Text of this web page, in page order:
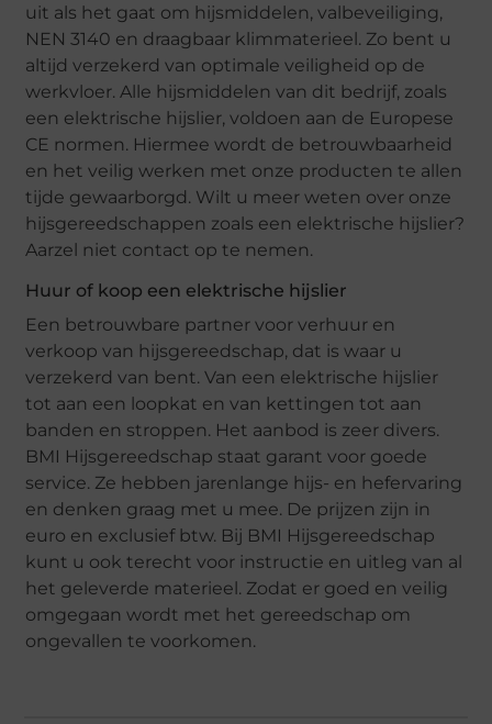
uit als het gaat om hijsmiddelen, valbeveiliging,
NEN 3140 en draagbaar klimmaterieel. Zo bent u
altijd verzekerd van optimale veiligheid op de
werkvloer. Alle hijsmiddelen van dit bedrijf, zoals
een elektrische hijslier, voldoen aan de Europese
CE normen. Hiermee wordt de betrouwbaarheid
en het veilig werken met onze producten te allen
tijde gewaarborgd. Wilt u meer weten over onze
hijsgereedschappen zoals een elektrische hijslier?
Aarzel niet contact op te nemen.
Huur of koop een elektrische hijslier
Een betrouwbare partner voor verhuur en
verkoop van hijsgereedschap, dat is waar u
verzekerd van bent. Van een elektrische hijslier
tot aan een loopkat en van kettingen tot aan
banden en stroppen. Het aanbod is zeer divers.
BMI Hijsgereedschap staat garant voor goede
service. Ze hebben jarenlange hijs- en hefervaring
en denken graag met u mee. De prijzen zijn in
euro en exclusief btw. Bij BMI Hijsgereedschap
kunt u ook terecht voor instructie en uitleg van al
het geleverde materieel. Zodat er goed en veilig
omgegaan wordt met het gereedschap om
ongevallen te voorkomen.